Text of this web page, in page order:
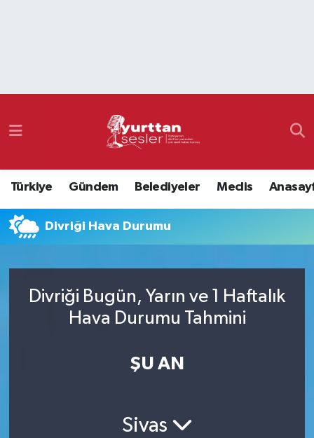
Türkiye Gündem Belediyeler Meclis
Divriği Hava Durumu
Divriği Bugün, Yarın ve 1 Haftalık
Hava Durumu Tahmini
ŞU AN
Sivas
Namaz Vakitleri
Süper Lig Puan Durumu ve Fikstür
Tüm Manşetler
Son Dakika Haberleri
Haber Arşivi